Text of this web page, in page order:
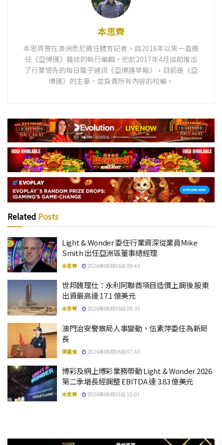
本思齊
本思齊曾在澳洲悉尼擔任體育記者，自2016年以來一直擔
任《亞博匯》雜誌的執行編輯。他於2017年4月協助推出
了行業領先的每日電子通訊《亞博匯早報》，目前是《亞
博匯》的主筆，並負責所有內容的校編。
Related Posts
Light & Wonder 委任行業資深從業員Mike
Smith 出任亞洲區董事總經理
本思齊 2026年08月06日 09:46
世邦魏理仕：永利阿聯酋項目造價上調後 股東
出資最高達 17.1 億美元
本思齊 2026年08月06日 09:35
澳門治安警察局人事變動，伍素萍委任為新局
長
陳嘉俊 2026年08月06日 07:43
博彩及網上博彩業務帶動 Light & Wonder 2026
第二季增長經調整 EBITDA 達 3.83 億美元
本思齊 2026年08月05日 10:01